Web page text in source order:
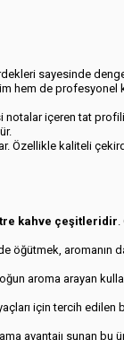
sayesinde
hem de profesyonel
notalar içeren tat
Özellikle kaliteli
kahve çeşitleridir
öğütmek, aromanın
aroma arayan
için tercih edilen
avantajı sunan bu